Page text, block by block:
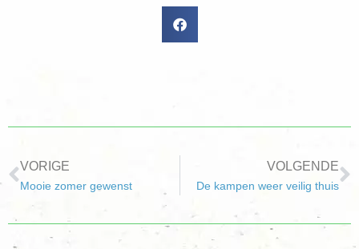
VORIGE
Mooie zomer gewenst
VOLGENDE
De kampen weer veilig thuis